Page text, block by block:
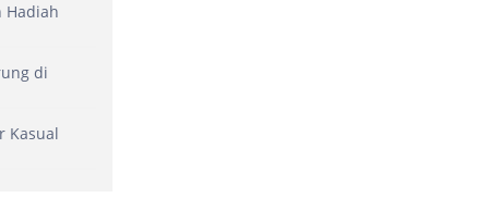
Hadiah
di
Kasual